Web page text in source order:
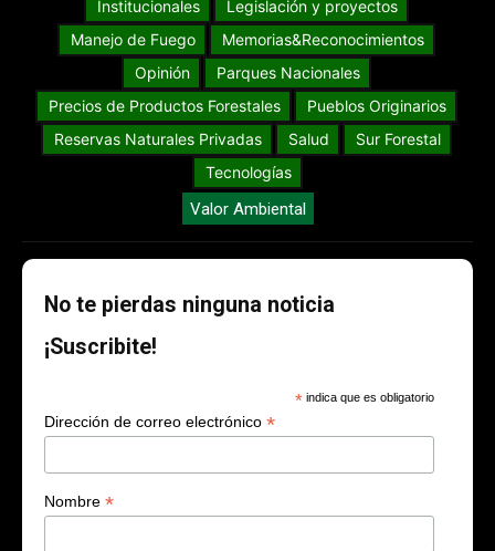
Institucionales
Legislación y proyectos
Manejo de Fuego
Memorias&Reconocimientos
Opinión
Parques Nacionales
Precios de Productos Forestales
Pueblos Originarios
Reservas Naturales Privadas
Salud
Sur Forestal
Tecnologías
Valor Ambiental
No te pierdas ninguna noticia
¡Suscribite!
* indica que es obligatorio
Dirección de correo electrónico *
Nombre *